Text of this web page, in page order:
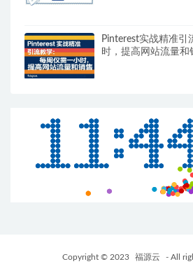
Pinterest实战精准引
时，提高网站流量和
Copyright © 2023 福源云 - All